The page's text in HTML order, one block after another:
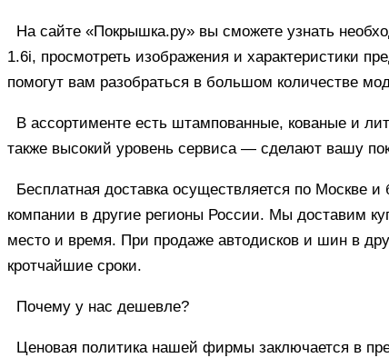
На сайте «Покрышка.ру» вы сможете узнать
1.6i, просмотреть изображения и характеристики
помогут вам разобраться в большом количестве
В ассортименте есть штампованные, кованые и
также высокий уровень сервиса — сделают вашу
Бесплатная доставка осуществляется по Москве
компании в другие регионы России. Мы доставим
место и время. При продаже автодисков и шин в
кротчайшие сроки.
Почему у нас дешевле?
Ценовая политика нашей фирмы заключается в